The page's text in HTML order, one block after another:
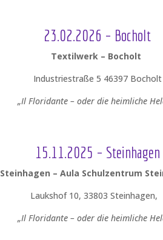
23.02.2026 – Bocholt
Textilwerk – Bocholt
Industriestraße 5 46397 Bocholt
„Il Floridante – oder die heimliche
15.11.2025 – Steinhagen
Steinhagen – Aula Schulzentrum
Laukshof 10, 33803 Steinhagen,
„Il Floridante – oder die heimliche